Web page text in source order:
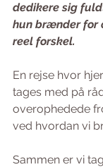
dedikere sig
hun brænder for
reel forskel.
En rejse hvor
tages med på
overophedede
ved hvordan vi
Sammen er vi